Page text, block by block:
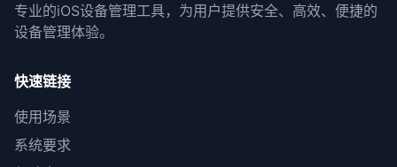
专业的iOS设备管理工具，为用户提供安全、高效、便捷的
设备管理体验。
快速链接
使用场景
系统要求